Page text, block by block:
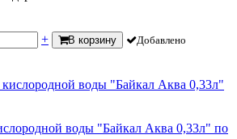
+ В корзину Добавлено
воды "Байкал Аква 0,33л" по